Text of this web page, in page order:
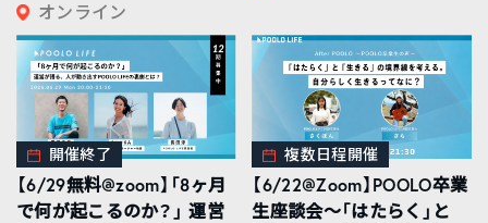
オンライン
開催終了
【6/29無料@zoom】「8ヶ月
で何が起こるのか？」 運営
複数日程開催
【6/22@Zoom】POOLO卒業
生座談会〜「はたらく」と